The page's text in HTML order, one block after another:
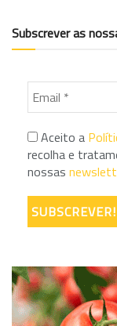
Subscrever as
Aceito a
recolha e
nossas